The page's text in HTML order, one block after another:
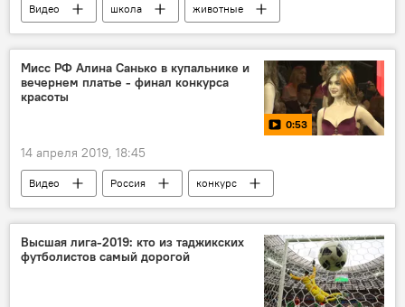
Видео школа животные
Мисс РФ Алина Санько в купальнике и
вечернем платье - финал конкурса
красоты
0:53
14 апреля 2019, 18:45
Видео Россия конкурс
Высшая лига-2019: кто из таджикских
футболистов самый дорогой